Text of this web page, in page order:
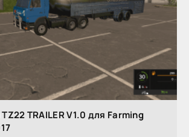
TRAILER V1.0 для Farming